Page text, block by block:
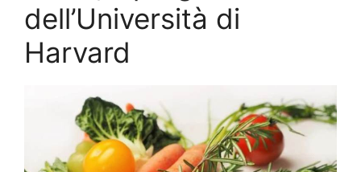
dell’Università di
Harvard